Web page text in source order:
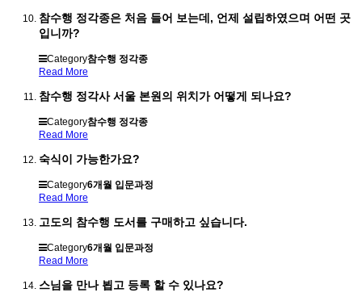
참수행 정각종은 처음 들어 보는데, 언제 설립하였으며 어떤 곳
입니까?
Category참수행 정각종
Read More
참수행 정각사 서울 본원의 위치가 어떻게 되나요?
Category참수행 정각종
Read More
숙식이 가능한가요?
Category6개월 입문과정
Read More
고도의 참수행 도서를 구매하고 싶습니다.
Category6개월 입문과정
Read More
스님을 만나 뵙고 등록 할 수 있나요?